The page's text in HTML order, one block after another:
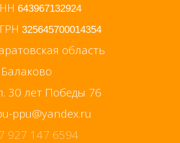
643967132924
325645700014354
область
Балаково
30 лет Победы 76
927 147 6594